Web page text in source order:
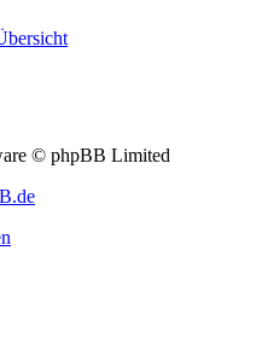
© phpBB Limited